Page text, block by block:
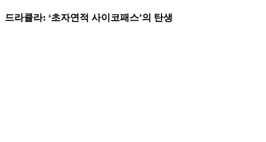
드라큘라: ‘초자연적 사이코패스’의 탄생